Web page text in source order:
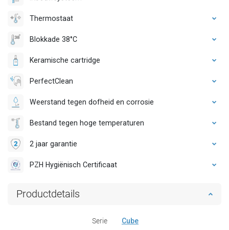
Thermostaat
Blokkade 38°C
Keramische cartridge
PerfectClean
Weerstand tegen dofheid en corrosie
Bestand tegen hoge temperaturen
2 jaar garantie
PZH Hygiënisch Certificaat
Productdetails
Serie Cube